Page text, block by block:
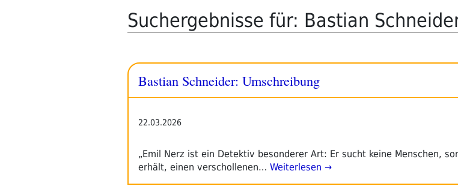
Suchergebnisse für: Bastian
Bastian Schneider: Umschreibung
22.03.2026
„Emil Nerz ist ein Detektiv besonderer Art: Er sucht keine Menschen,
erhält, einen verschollenen… Weiterlesen →